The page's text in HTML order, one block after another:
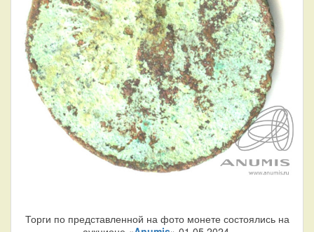
Торги по представленной на фото монете состоялись на